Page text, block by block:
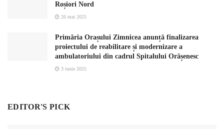
Roșiori Nord
26 mai 2025
Primăria Orașului Zimnicea anunță finalizarea
proiectului de reabilitare și modernizare a
ambulatoriului din cadrul Spitalului Orășenesc
3 iunie 2025
EDITOR'S PICK